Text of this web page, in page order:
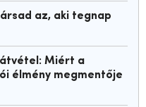
az, aki tegnap
átvétel: Miért a
élmény megmentője